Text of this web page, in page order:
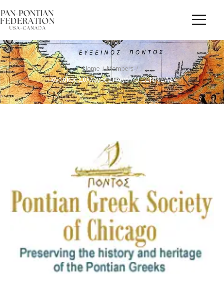
Home / Members /
Ποντιακός Σύλλογος Σικάγο «Ο ΞΕΝΙΤΕΑΣ»